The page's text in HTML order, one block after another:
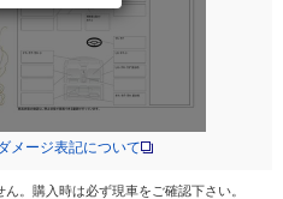
メージ表記について
。購入時は必ず現車をご確認下さい。